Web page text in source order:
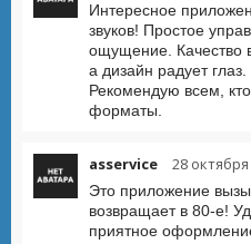
Интересное
звуков! Простое
ощущение. Качество
а дизайн радует
Рекомендую всем,
форматы.
asservice 28 октября
Это приложение
возвращает в 80-е!
приятное